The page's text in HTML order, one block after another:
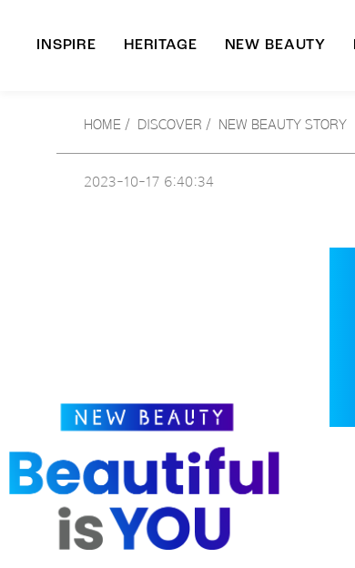
INSPIRE HERITAGE NEW BEAUTY
HOME / DISCOVER / NEW BEAUTY STORY
2023-10-17 6:40:34